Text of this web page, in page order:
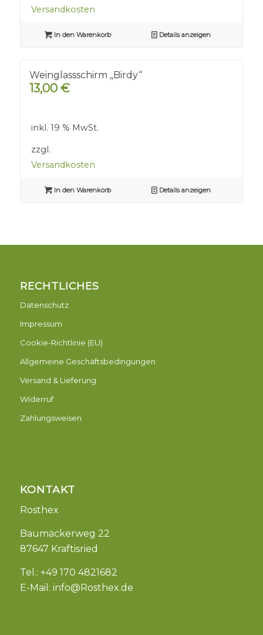
Versandkosten
In den Warenkorb Details anzeigen
Weinglassschirm „Birdy“
13,00 €
inkl. 19 % MwSt.
zzgl.
Versandkosten
In den Warenkorb Details anzeigen
RECHTLICHES
Datenschutz
Impressum
Cookie-Richtlinie (EU)
Allgemeine Geschäftsbedingungen
Versand & Lieferung
Widerruf
Zahlungsweisen
KONTAKT
Rosthex
Baumäckerweg 22
87647 Kraftisried
Tel.: +49 170 4821682
E-Mail: info@Rosthex.de